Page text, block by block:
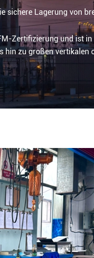
sichere Lagerung von
Zertifizierung und ist in
zu großen vertikalen